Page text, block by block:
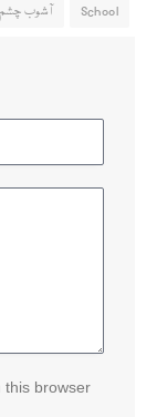
School آشوب چشم
this browser